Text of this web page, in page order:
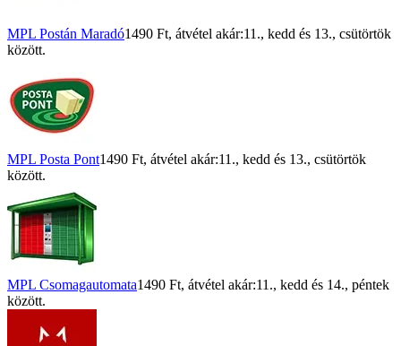
MPL Postán Maradó1490 Ft, átvétel akár:11., kedd és 13., csütörtök
között.
MPL Posta Pont1490 Ft, átvétel akár:11., kedd és 13., csütörtök
között.
MPL Csomagautomata1490 Ft, átvétel akár:11., kedd és 14., péntek
között.